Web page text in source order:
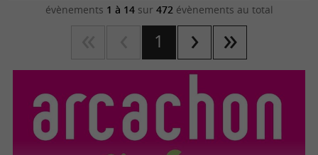
évènements 1 à 14sur 472évènements au total
1